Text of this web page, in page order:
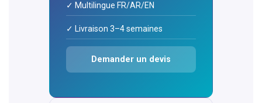
✓ Multilingue FR/AR/EN
✓ Livraison 3–4 semaines
Demander un devis